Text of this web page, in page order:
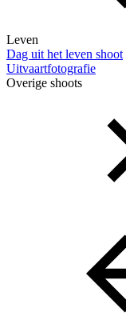
Leven
Dag uit het leven shoot
Uitvaartfotografie
Overige shoots